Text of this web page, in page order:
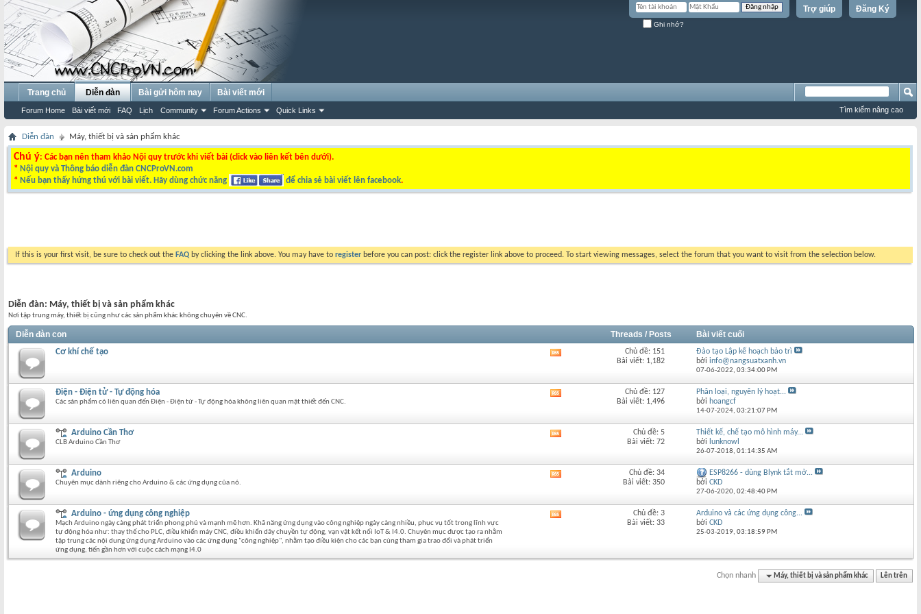
Đăng Ký
Trợ giúp
Ghi nhớ?
Trang chủ Diễn đàn
Forum Home Bài viết mới FAQ Lịch Community Forum Actions Quick Links
Bài gửi hôm nay Bài viết mới
Tìm kiếm nâng cao
Diễn đàn Máy, thiết bị và sản phẩm khác
Chú ý: Các bạn nên tham khảo Nội quy trước khi viết bài (click vào liên kết bên dưới).
* Nội quy và Thông báo diễn đàn CNCProVN.com
* Nếu bạn thấy hứng thú với bài viết. Hãy dùng chức năng để chia sẻ bài viết lên facebook.
If this is your first visit, be sure to check out the FAQ by clicking the link above. You may have to register before you can post: click the register link above to proceed. To start viewing messages, select the forum that you want to visit from the selection below.
Diễn đàn: Máy, thiết bị và sản phẩm khác
Nơi tập trung máy, thiết bị cũng như các sản phẩm khác không chuyên về CNC.
Diễn đàn con Threads / Posts Bài viết cuối
Cơ khí chế tạo
diễn
Chủ đề: 151
Bài viết: 1,182
Đào tạo Lập kế hoạch bảo trì
bởiinfo@nangsuatxanh.vn
07-06-2022,03:34:00 PM
Điện - Điện tử - Tự động hóa
Các sản phẩm có liên quan đến Điện - Điện tử - Tự động hóa không liên quan mật thiết đến CNC.
diễn
Chủ đề: 127
Bài viết: 1,496
Phân loại, nguyên lý hoạt...
bởi hoangcf
14-07-2024,03:21:07 PM
Arduino Cần Thơ
CLB Arduino Cần Thơ
diễn
Chủ đề: 5
Bài viết: 72
Thiết kế, chế tạo mô hình máy...
bởi lunknowl
26-07-2018,01:14:35 AM
Arduino
Chuyên mục dành riêng cho Arduino & các ứng dụng của nó.
diễn
Chủ đề: 34
Bài viết: 350
ESP8266 - dùng Blynk tắt mở...
bởiCKD
27-06-2020,02:48:40 PM
Arduino - ứng dụng công nghiệp
Mạch Arduino ngày càng phát triển phong phú và mạnh mẽ hơn. Khã năng ứng dụng vào công nghiệp ngày càng nhiều, phục vụ tốt trong lĩnh vực
tự động hóa như: thay thế cho PLC, điều khiển máy CNC, điều khiển dây chuyền tự động, vạn vật kết nối IoT & I4.0. Chuyên mục được tạo ra nhằm
tập trung các nội dung ứng dụng Arduino vào các ứng dụng "công nghiệp", nhằm tạo điều kiện cho các bạn cùng tham gia trao đổi và phát triển
ứng dụng, tiến gần hơn với cuộc cách mạng I4.0
đàn
Chủ đề: 3
Bài viết: 33
Arduino và các ứng dụng công...
bởiCKD
25-03-2019,03:18:59 PM
Chọn nhanh Máy, thiết bị và sản phẩm khác Lên trên